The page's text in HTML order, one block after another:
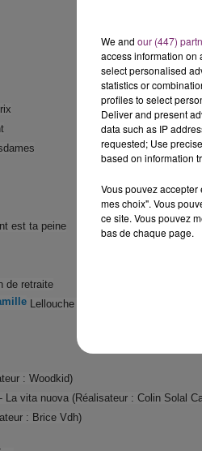
est ta peine
de retraite
Lellouche - Mais je t'aime
: Woodkid)
La vita nuova (Réalisateur : Colin Solal
: Brice Vdh)
We and our (447)
access information on
select personalised
statistics or
profiles to select
Deliver and present
data such as IP
requested; Use
based on information
Vous pouvez
mes choix". Vous
ce site. Vous pouvez
bas de chaque page.